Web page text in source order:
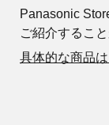
Panasonic
ご紹介するこ
具体的な商品